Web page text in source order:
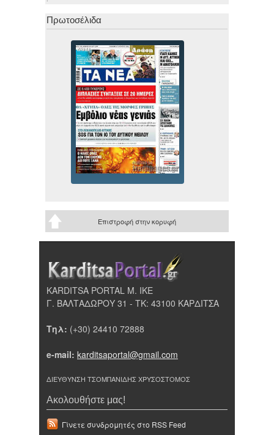
Πρωτοσέλιδα
Επιστροφή στην κορυφή
KARDITSA PORTAL Μ. ΙΚΕ
Γ. ΒΑΛΤΑΔΩΡΟΥ 31 - ΤΚ: 43100 ΚΑΡΔΙΤΣΑ
Τηλ: (+30) 24410 72888
e-mail: karditsaportal@gmail.com
ΔΙΕΥΘΥΝΣΗ ΤΣΟΜΠΑΝΙΔΗΣ ΧΡΥΣΟΣΤΟΜΟΣ
Ακολουθήστε μας!
Γίνετε συνδρομητές στο RSS Feed